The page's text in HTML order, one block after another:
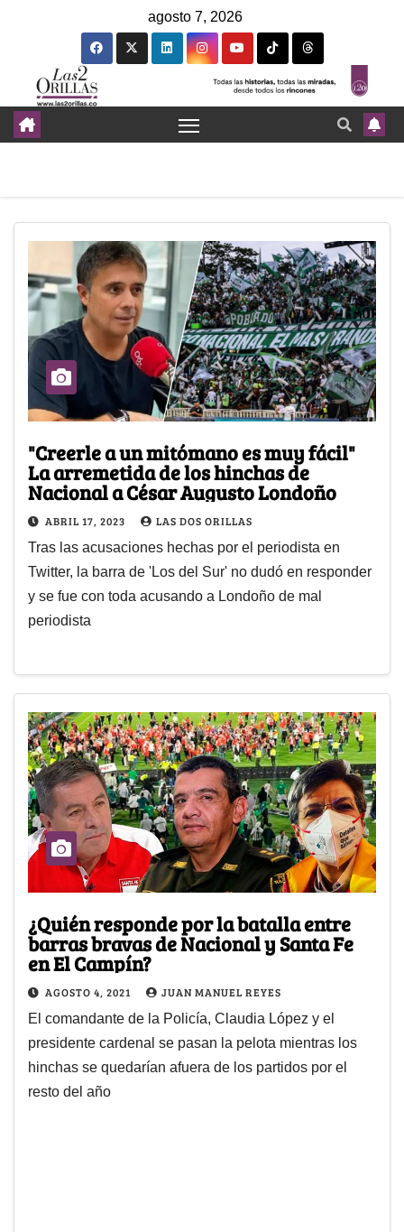
agosto 7, 2026
"Creerle a un mitómano es muy fácil"
La arremetida de los hinchas de
Nacional a César Augusto Londoño
ABRIL 17, 2023 LAS DOS ORILLAS
Tras las acusaciones hechas por el periodista en
Twitter, la barra de 'Los del Sur' no dudó en responder
y se fue con toda acusando a Londoño de mal
periodista
¿Quién responde por la batalla entre
barras bravas de Nacional y Santa Fe
en El Campín?
AGOSTO 4, 2021 JUAN MANUEL REYES
El comandante de la Policía, Claudia López y el
presidente cardenal se pasan la pelota mientras los
hinchas se quedarían afuera de los partidos por el
resto del año